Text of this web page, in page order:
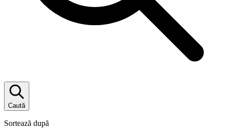
Caută
Sortează după